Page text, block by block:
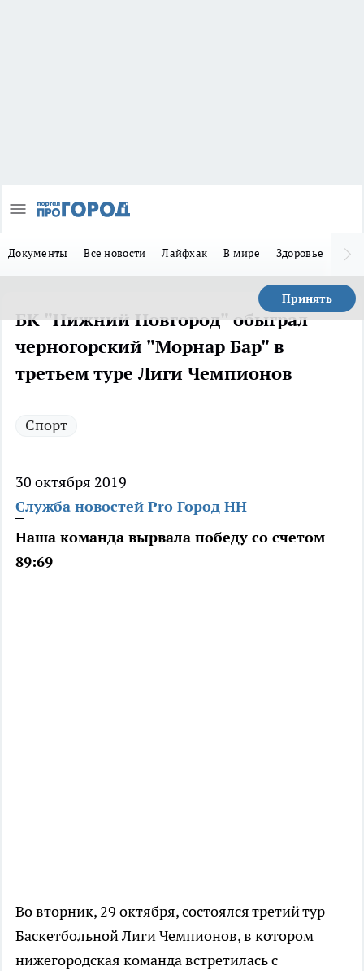
Документы Все новости Лайфхак В мире Здоровье
Принять
БК "Нижний Новгород" обыграл
черногорский "Морнар Бар" в
третьем туре Лиги Чемпионов
Спорт
30 октября 2019
Служба новостей Pro Город НН
Наша команда вырвала победу со счетом
89:69
Во вторник, 29 октября, состоялся третий тур
Баскетбольной Лиги Чемпионов, в котором
нижегородская команда встретилась с